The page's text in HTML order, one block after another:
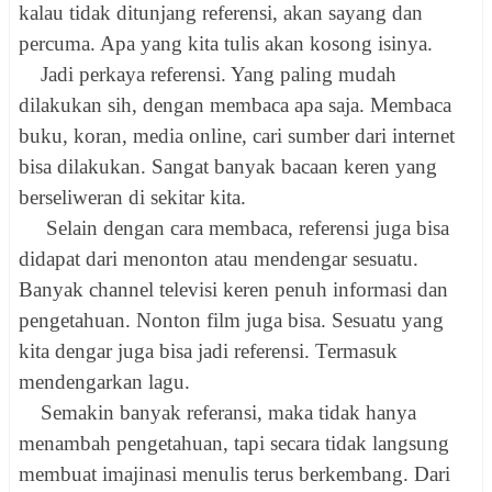
kalau tidak ditunjang referensi, akan sayang dan
percuma. Apa yang kita tulis akan kosong isinya.
Jadi perkaya referensi. Yang paling mudah
dilakukan sih, dengan membaca apa saja. Membaca
buku, koran, media online, cari sumber dari internet
bisa dilakukan. Sangat banyak bacaan keren yang
berseliweran di sekitar kita.
Selain dengan cara membaca, referensi juga bisa
didapat dari menonton atau mendengar sesuatu.
Banyak channel televisi keren penuh informasi dan
pengetahuan. Nonton film juga bisa. Sesuatu yang
kita dengar juga bisa jadi referensi. Termasuk
mendengarkan lagu.
Semakin banyak referansi, maka tidak hanya
menambah pengetahuan, tapi secara tidak langsung
membuat imajinasi menulis terus berkembang. Dari